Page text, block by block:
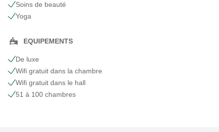
Soins de beauté
Yoga
EQUIPEMENTS
De luxe
Wifi gratuit dans la chambre
Wifi gratuit dans le hall
51 à 100 chambres